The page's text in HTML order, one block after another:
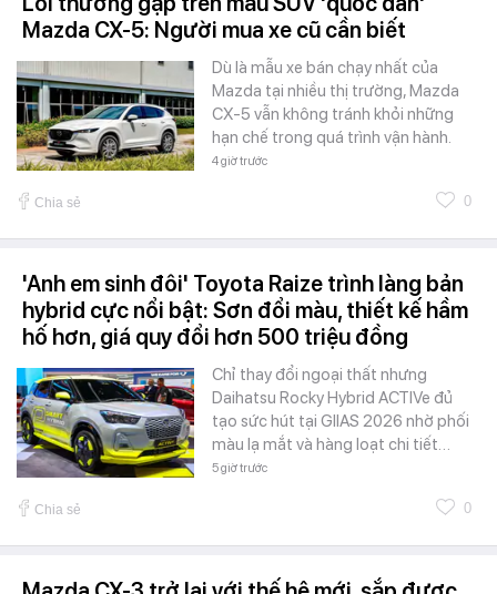
Mazda CX-5: Người mua xe cũ cần biết
Dù là mẫu xe bán chạy nhất của
Mazda tại nhiều thị trường, Mazda
CX-5 vẫn không tránh khỏi những
hạn chế trong quá trình vận hành.
4 giờ trước
Chia sẻ 0
'Anh em sinh đôi' Toyota Raize trình làng bản
hybrid cực nổi bật: Sơn đổi màu, thiết kế hầm
hố hơn, giá quy đổi hơn 500 triệu đồng
Chỉ thay đổi ngoại thất nhưng
Daihatsu Rocky Hybrid ACTIVe đủ
tạo sức hút tại GIIAS 2026 nhờ phối
màu lạ mắt và hàng loạt chi tiết…
5 giờ trước
Chia sẻ 0